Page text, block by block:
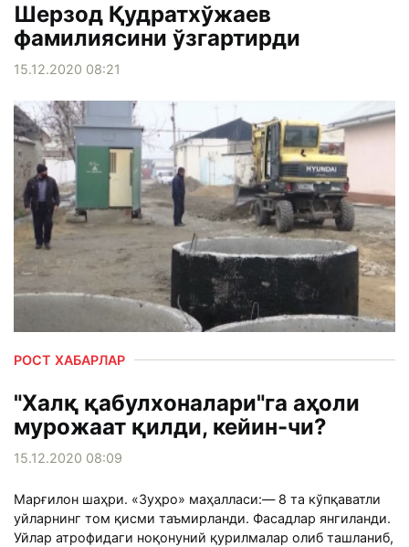
Шерзод Қудратхўжаев
фамилиясини ўзгартирди
15.12.2020 08:21
РОСТ ХАБАРЛАР
"Халқ қабулхоналари"га аҳоли
мурожаат қилди, кейин-чи?
15.12.2020 08:09
Марғилон шаҳри. «Зуҳро» маҳалласи:— 8 та кўпқаватли
уйларнинг том қисми таъмирланди. Фасадлар янгиланди.
Уйлар атрофидаги ноқонуний қурилмалар олиб ташланиб,